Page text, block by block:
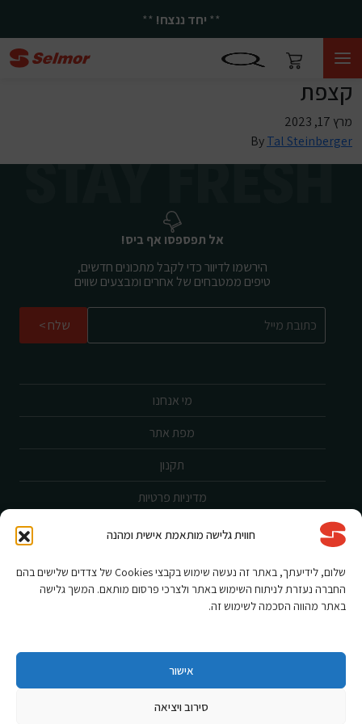
חווית גלישה מותאמת אישית ומהנה
שלום, לידיעתך, באתר זה נעשה שימוש בקבצי Cookies של צדדים שלישים בהם
החברה נעזרת לניתוח השימוש באתר ולצרכי פרסום מותאם. המשך גלישה
באתר מהווה הסכמה לשימוש זה.
אישור
סירוב ויציאה
** יחד ננצח! **
קצפת
מרץ 17, 2023
ByTal Steinberger
מי אנחנו
מפת אתר
תקנון
מדיניות פרטיות
ביטול עסקה
הצהרת נגישות
אל תפספסו אף ביס!
הירשמו לדיוור כדי לקבל מתכונים חדשים,
טיפים ממטבחים של אחרים ומבצעים שווים
שלח